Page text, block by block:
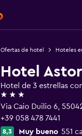
Ofertas de hotel Hoteles
Hotel
Hotel de 3 estrellas
3 estrellas
Via Caio Duilio 6,
+39 058 478 7441
8,3 Muy bueno 551